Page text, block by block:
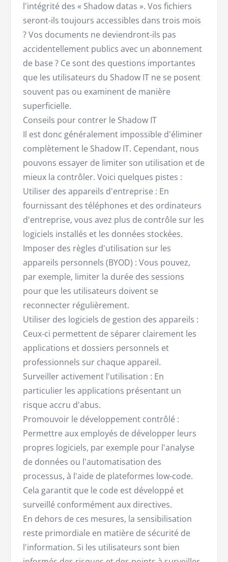
l'intégrité des « Shadow datas ». Vos fichiers
seront-ils toujours accessibles dans trois mois
? Vos documents ne deviendront-ils pas
accidentellement publics avec un abonnement
de base ? Ce sont des questions importantes
que les utilisateurs du Shadow IT ne se posent
souvent pas ou examinent de manière
superficielle.
Conseils pour contrer le Shadow IT
Il est donc généralement impossible d'éliminer
complètement le Shadow IT. Cependant, nous
pouvons essayer de limiter son utilisation et de
mieux la contrôler. Voici quelques pistes :
Utiliser des appareils d'entreprise : En
fournissant des téléphones et des ordinateurs
d'entreprise, vous avez plus de contrôle sur les
logiciels installés et les données stockées.
Imposer des règles d'utilisation sur les
appareils personnels (BYOD) : Vous pouvez,
par exemple, limiter la durée des sessions
pour que les utilisateurs doivent se
reconnecter régulièrement.
Utiliser des logiciels de gestion des appareils :
Ceux-ci permettent de séparer clairement les
applications et dossiers personnels et
professionnels sur chaque appareil.
Surveiller activement l'utilisation : En
particulier les applications présentant un
risque accru d'abus.
Promouvoir le développement contrôlé :
Permettre aux employés de développer leurs
propres logiciels, par exemple pour l'analyse
de données ou l'automatisation des
processus, à l'aide de plateformes low-code.
Cela garantit que le code est développé et
surveillé conformément aux directives.
En dehors de ces mesures, la sensibilisation
reste primordiale en matière de sécurité de
l'information. Si les utilisateurs sont bien